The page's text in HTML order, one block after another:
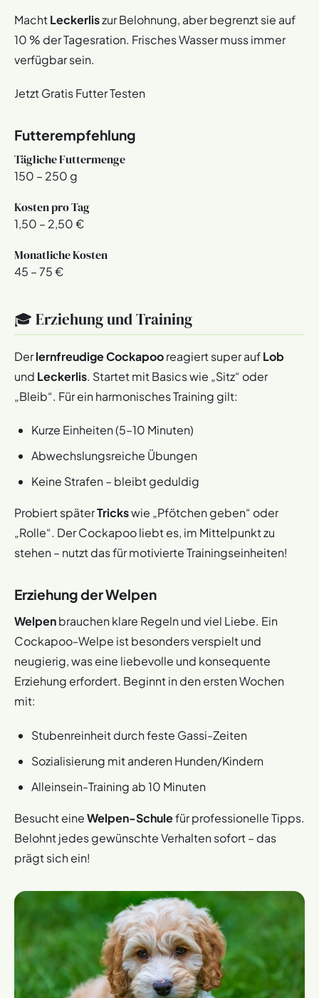
MachtLeckerliszur Belohnung, aber begrenzt sie auf
10 % der Tagesration. Frisches Wasser muss immer
verfügbar sein.
Jetzt Gratis Futter Testen
Futterempfehlung
Tägliche Futtermenge
150 – 250 g
Kosten pro Tag
1,50 – 2,50 €
Monatliche Kosten
45 – 75 €
🎓 Erziehung und Training
Derlernfreudige Cockapooreagiert super aufLob
und Leckerlis. Startet mit Basics wie „Sitz“ oder
„Bleib“. Für ein harmonisches Training gilt:
Kurze Einheiten (5–10 Minuten)
Abwechslungsreiche Übungen
Keine Strafen – bleibt geduldig
Probiert späterTrickswie „Pfötchen geben“ oder
„Rolle“. Der Cockapoo liebt es, im Mittelpunkt zu
stehen – nutzt das für motivierte Trainingseinheiten!
Erziehung der Welpen
Welpenbrauchen klare Regeln und viel Liebe. Ein
Cockapoo-Welpe ist besonders verspielt und
neugierig, was eine liebevolle und konsequente
Erziehung erfordert. Beginnt in den ersten Wochen
mit:
Stubenreinheit durch feste Gassi-Zeiten
Sozialisierung mit anderen Hunden/Kindern
Alleinsein-Training ab 10 Minuten
Besucht eineWelpen-Schulefür professionelle Tipps.
Belohnt jedes gewünschte Verhalten sofort – das
prägt sich ein!